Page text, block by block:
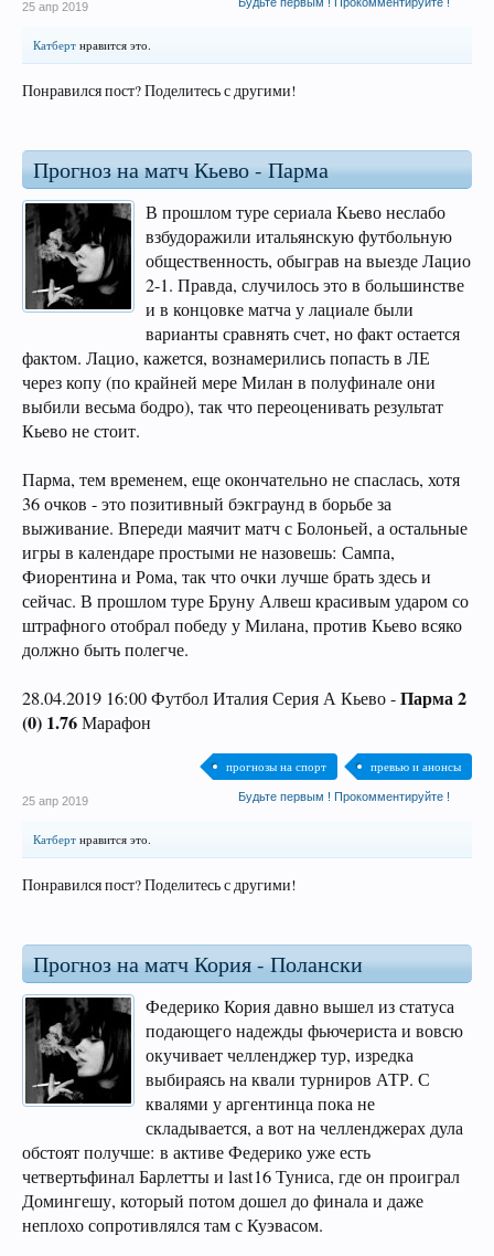
25 апр 2019
Катберт нравится это.
Понравился пост? Поделитесь с другими!
Прогноз на матч Кьево - Парма
В прошлом туре сериала Кьево неслабо
взбудоражили итальянскую футбольную
общественность, обыграв на выезде Лацио
2-1. Правда, случилось это в большинстве
и в концовке матча у лациале были
варианты сравнять счет, но факт остается
фактом. Лацио, кажется, вознамерились попасть в ЛЕ
через копу (по крайней мере Милан в полуфинале они
выбили весьма бодро), так что переоценивать результат
Кьево не стоит.
Парма, тем временем, еще окончательно не спаслась, хотя
36 очков - это позитивный бэкграунд в борьбе за
выживание. Впереди маячит матч с Болоньей, а остальные
игры в календаре простыми не назовешь: Сампа,
Фиорентина и Рома, так что очки лучше брать здесь и
сейчас. В прошлом туре Бруну Алвеш красивым ударом со
штрафного отобрал победу у Милана, против Кьево всяко
должно быть полегче.
28.04.2019 16:00 Футбол Италия Серия А Кьево -Парма 2
(0) 1.76Марафон
прогнозы на спорт превью и анонсы
Будьте первым ! Прокомментируйте !
25 апр 2019
Катберт нравится это.
Понравился пост? Поделитесь с другими!
Прогноз на матч Кория - Полански
Федерико Кория давно вышел из статуса
подающего надежды фьючериста и вовсю
окучивает челленджер тур, изредка
выбираясь на квали турниров АТР. С
квалями у аргентинца пока не
складывается, а вот на челленджерах дула
обстоят получше: в активе Федерико уже есть
четвертьфинал Барлетты и last16 Туниса, где он проиграл
Домингешу, который потом дошел до финала и даже
неплохо сопротивлялся там с Куэвасом.